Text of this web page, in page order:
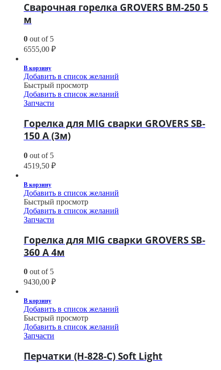
Сварочная горелка GROVERS BM-250 5
м
0 out of 5
6555,00 ₽
В корзину
Добавить в список желаний
Быстрый просмотр
Добавить в список желаний
Запчасти
Горелка для MIG сварки GROVERS SB-
150 A (3м)
0 out of 5
4519,50 ₽
В корзину
Добавить в список желаний
Быстрый просмотр
Добавить в список желаний
Запчасти
Горелка для MIG сварки GROVERS SB-
360 А 4м
0 out of 5
9430,00 ₽
В корзину
Добавить в список желаний
Быстрый просмотр
Добавить в список желаний
Запчасти
Перчатки (H-828-C) Soft Light